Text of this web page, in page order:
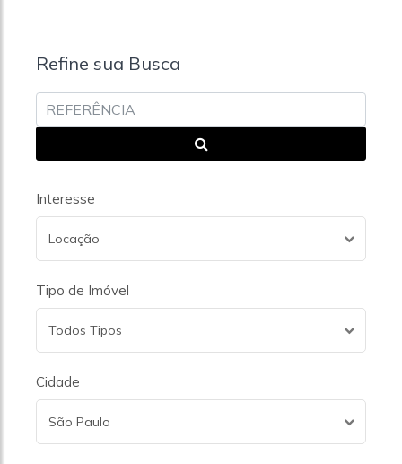
Refine sua Busca
Interesse
Locação
Tipo de Imóvel
Todos Tipos
Cidade
São Paulo